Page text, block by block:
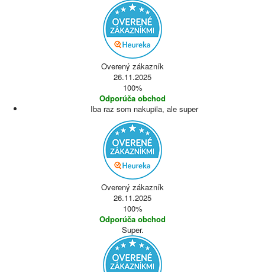
Overený zákazník
26.11.2025
100%
Odporúča obchod
Iba raz som nakupila, ale super
Overený zákazník
26.11.2025
100%
Odporúča obchod
Super.